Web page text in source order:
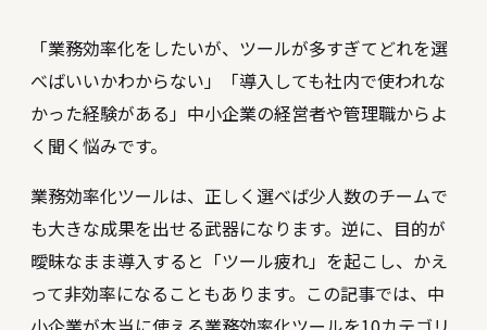
「業務効率化をしたいが、ツールが多すぎてどれを選
べばいいかわからない」「導入しても社内で使われな
かった経験がある」――中小企業の経営者や管理職からよ
く聞く悩みです。
業務効率化ツールは、正しく選べば少人数のチームで
も大きな成果を出せる武器になります。逆に、目的が
曖昧なまま導入すると「ツール疲れ」を起こし、かえ
って非効率になることもあります。この記事では、中